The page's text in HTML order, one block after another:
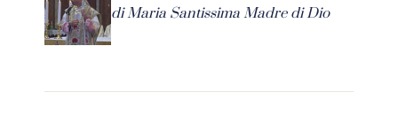
di Maria Santissima Madre di Dio